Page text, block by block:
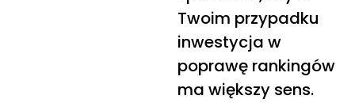
Twoim przypadku
inwestycja w
poprawę rankingów
ma większy sens.